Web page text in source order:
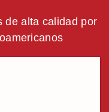
de alta calidad por